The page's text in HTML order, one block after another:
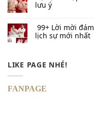
lưu ý
99+ Lời mời
lịch sự mới nhất
LIKE PAGE NHÉ!
FANPAGE